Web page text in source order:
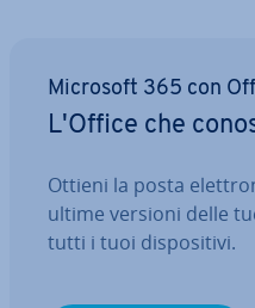
Microsoft 365 con
L'Office che
Ottieni la posta
ultime versioni delle
tutti i tuoi di­spo­si­ti­vi.